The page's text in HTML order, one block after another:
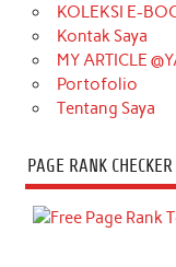
KOLEKSI E-
Kontak Saya
MY ARTICLE
Portofolio
Tentang Saya
PAGE RANK CHECKER